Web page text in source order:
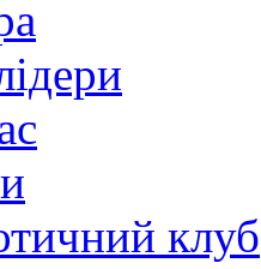
клуб